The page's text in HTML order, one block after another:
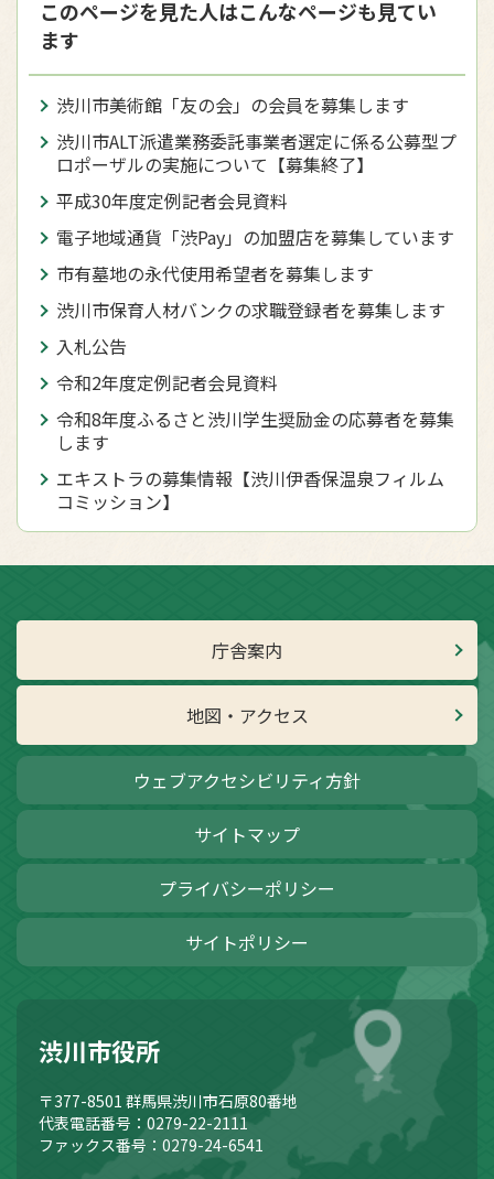
このページを見た人はこんなページも見てい
ます
渋川市美術館「友の会」の会員を募集します
渋川市ALT派遣業務委託事業者選定に係る公募型プ
ロポーザルの実施について【募集終了】
平成30年度定例記者会見資料
電子地域通貨「渋Pay」の加盟店を募集しています
市有墓地の永代使用希望者を募集します
渋川市保育人材バンクの求職登録者を募集します
入札公告
令和2年度定例記者会見資料
令和8年度ふるさと渋川学生奨励金の応募者を募集
します
エキストラの募集情報【渋川伊香保温泉フィルム
コミッション】
庁舎案内
地図・アクセス
ウェブアクセシビリティ方針
サイトマップ
プライバシーポリシー
サイトポリシー
渋川市役所
〒377-8501 群馬県渋川市石原80番地
代表電話番号：0279-22-2111
ファックス番号：0279-24-6541